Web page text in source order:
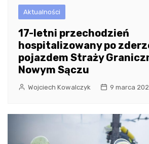
Aktualności
17-letni przechodzień
hospitalizowany po
pojazdem Straży
Nowym Sączu
Wojciech Kowalczyk 9 marca